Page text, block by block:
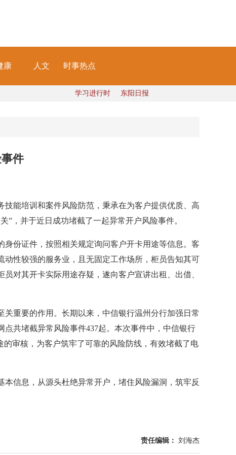
康 人文 时事热点
学习进行时 东阳日报
件
能培训和案件风险防范，秉承在为客户提供优质、高
，并于近日成功堵截了一起异常开户风险事件。
份证件，按照相关规定询问客户开卡用途等信息。客
性较强的服务业，且无固定工作场所，柜员告知其可
对其开卡实际用途存疑，遂向客户宣讲出租、出借、
重要的作用。长期以来，中信银行温州分行加强日常
共堵截异常风险事件437起。本次事件中，中信银行
审核，为客户筑牢了可靠的风险防线，有效堵截了电
信息，从源头杜绝异常开户，堵住风险漏洞，筑牢反
责任编辑： 刘海杰